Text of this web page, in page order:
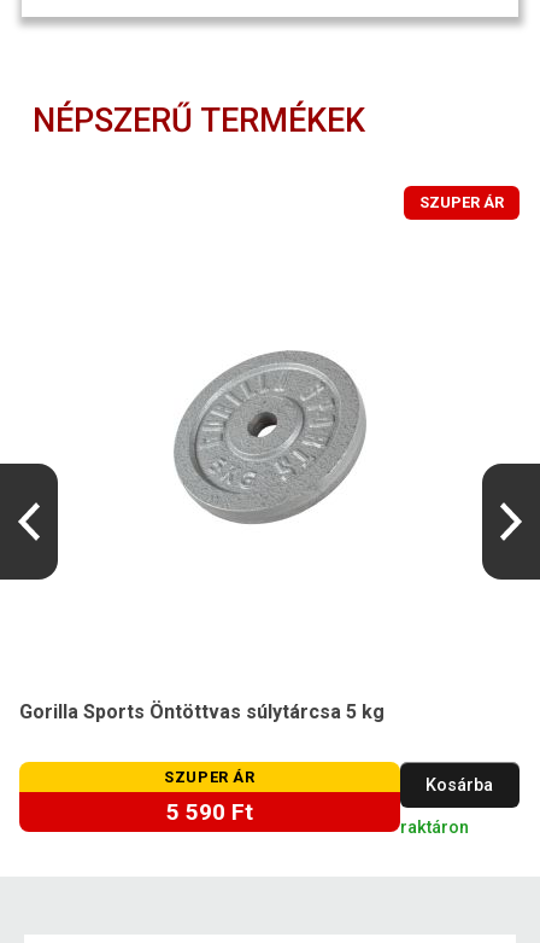
NÉPSZERŰ TERMÉKEK
SZUPER ÁR
Gorilla Sports Öntöttvas súlytárcsa 5 kg
SZUPER ÁR
5 590 Ft
Kosárba
raktáron